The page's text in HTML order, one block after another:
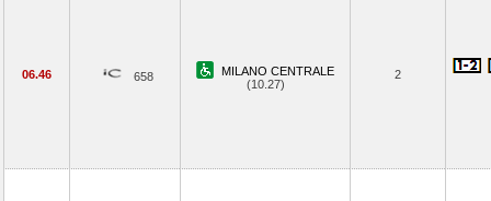
06.46 658
MILANO CENTRALE
(10.27)
2